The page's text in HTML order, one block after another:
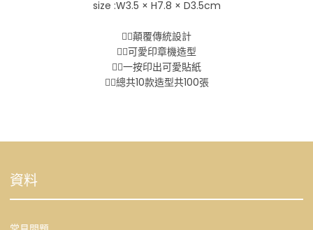
size :W3.5 × H7.8 × D3.5cm
👉🏻顛覆傳統設計
👉🏻可愛印章機造型
👉🏻一按印出可愛貼紙
👉🏻總共10款造型共100張
資料